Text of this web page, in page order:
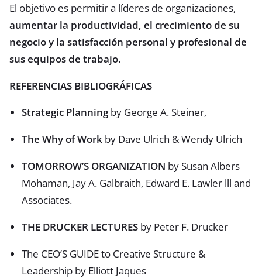
El objetivo es permitir a líderes de organizaciones,
aumentar la productividad, el crecimiento de su
negocio y la satisfacción personal y profesional de
sus equipos de trabajo.
REFERENCIAS BIBLIOGRÁFICAS
Strategic Planningby George A. Steiner,
The Why of Workby Dave Ulrich & Wendy Ulrich
TOMORROW’S ORGANIZATION by Susan Albers
Mohaman, Jay A. Galbraith, Edward E. Lawler lll and
Associates.
THE DRUCKER LECTURESby Peter F. Drucker
The CEO’S GUIDE to Creative Structure &
Leadership by Elliott Jaques